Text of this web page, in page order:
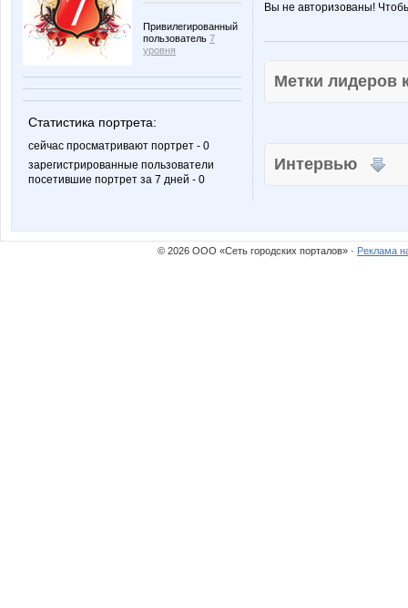
Привилегированный
пользователь 7
уровня
Статистика портрета:
сейчас просматривают портрет - 0
зарегистрированные пользователи
посетившие портрет за 7 дней - 0
Вы не авторизованы!
Метки
Интервью
© 2026 ООО «Сеть городских порталов» · Реклама